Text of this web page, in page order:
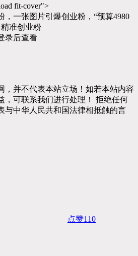
fit-cover">
，一张图片引爆创业粉，“预算4980
精准创业粉
录后查看
，并不代表本站立场！如若本站内容
，可联系我们进行处理！ 拒绝任何
与中华人民共和国法律相抵触的言
点赞110